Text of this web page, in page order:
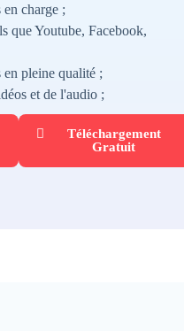
charge ;
que Youtube, Facebook,
pleine qualité ;
et de l'audio ;
Téléchargement
Gratuit